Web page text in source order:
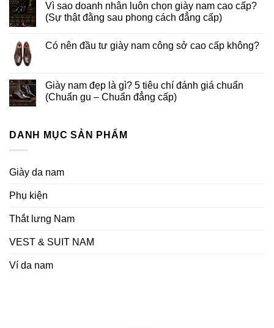
Vì sao doanh nhân luôn chọn giày nam cao cấp?
(Sự thật đằng sau phong cách đẳng cấp)
Có nên đầu tư giày nam công sở cao cấp không?
Giày nam đẹp là gì? 5 tiêu chí đánh giá chuẩn
(Chuẩn gu – Chuẩn đẳng cấp)
DANH MỤC SẢN PHẨM
Giày da nam
Phụ kiện
Thắt lưng Nam
VEST & SUIT NAM
Ví da nam